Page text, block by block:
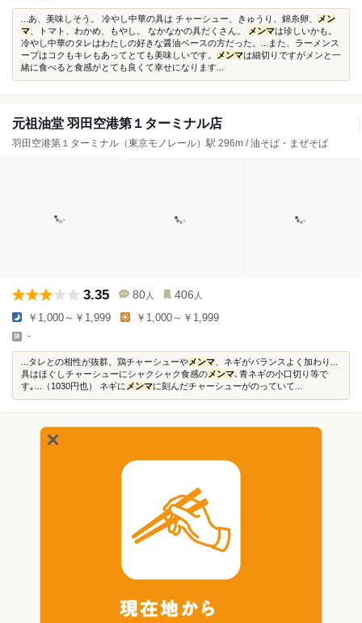
...あ、美味しそう。 冷やし中華の具は チャーシュー、きゅうり、錦糸卵、
メン
マ 、トマト、わかめ、もやし。 なかなかの具だくさん。 メンマは珍しいかも。
冷やし中華のタレはわたしの好きな醤油ベースの方だった。...また、ラーメンス
ープはコクもキレもあってとても美味しいです。
メンマは細切りですがメンと一
緒に食べると食感がとても良くて幸せになります...
元祖油堂 羽田空港第１ターミナル店
羽田空港第１ターミナル（東京モノレール）駅 296m / 油そば・まぜそば
3.35 80 人 406 人
￥1,000～￥1,999 ￥1,000～￥1,999
-
...タレとの相性が抜群。鶏チャーシューやメンマ 、ネギがバランスよく加わり...
具はほぐしチャーシューにシャクシャク食感のメンマ､青ネギの小口切り等で
す｡...（1030円也） ネギに メンマに刻んだチャーシューがのっていて...